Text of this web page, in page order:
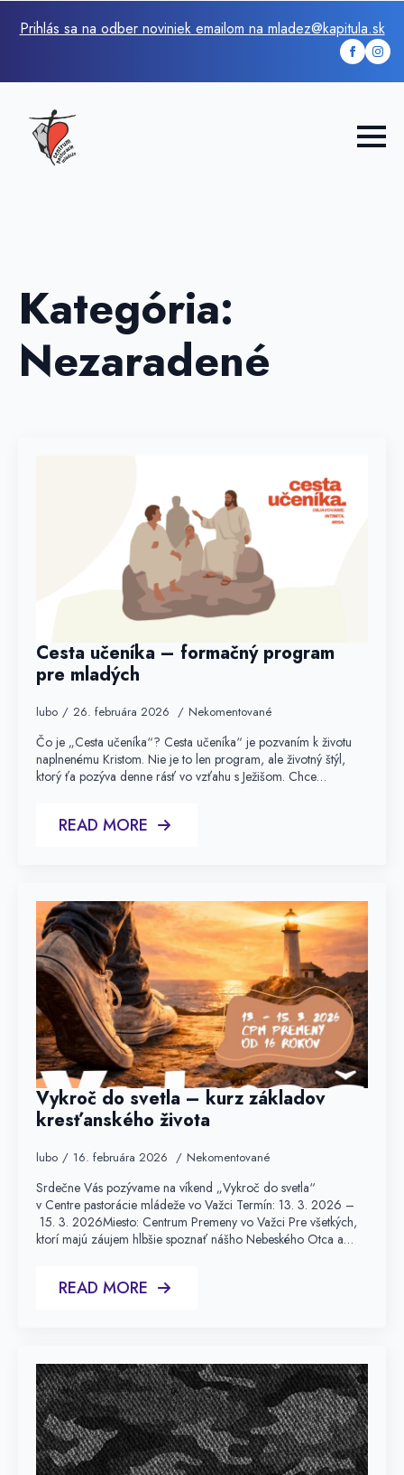
Prihlás sa na odber noviniek emailom na mladez@kapitula.sk
Kategória:
Nezaradené
Cesta učeníka – formačný program
pre mladých
lubo 26. februára 2026 Nekomentované
Čo je „Cesta učeníka“? Cesta učeníka“ je pozvaním k životu
naplnenému Kristom. Nie je to len program, ale životný štýl,
ktorý ťa pozýva denne rásť vo vzťahu s Ježišom. Chce…
READ MORE
Vykroč do svetla – kurz základov
kresťanského života
lubo 16. februára 2026 Nekomentované
Srdečne Vás pozývame na víkend „Vykroč do svetla“
v Centre pastorácie mládeže vo Važci Termín: 13. 3. 2026 –
15. 3. 2026Miesto: Centrum Premeny vo Važci Pre všetkých,
ktorí majú záujem hlbšie spoznať nášho Nebeského Otca a…
READ MORE